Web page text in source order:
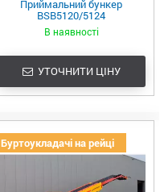
Приймальний бункер
BSB5120/5124
В наявності
УТОЧНИТИ ЦІНУ
Буртоукладачі на рейці